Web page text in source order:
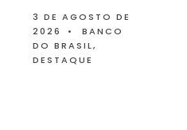
3 DE AGOSTO DE
2026
•
BANCO
DO BRASIL,
DESTAQUE